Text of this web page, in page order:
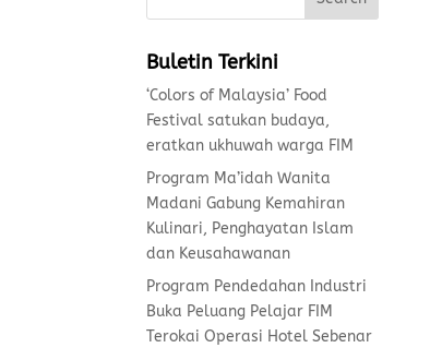
Buletin Terkini
‘Colors of Malaysia’ Food
Festival satukan budaya,
eratkan ukhuwah warga FIM
Program Ma’idah Wanita
Madani Gabung Kemahiran
Kulinari, Penghayatan Islam
dan Keusahawanan
Program Pendedahan Industri
Buka Peluang Pelajar FIM
Terokai Operasi Hotel Sebenar